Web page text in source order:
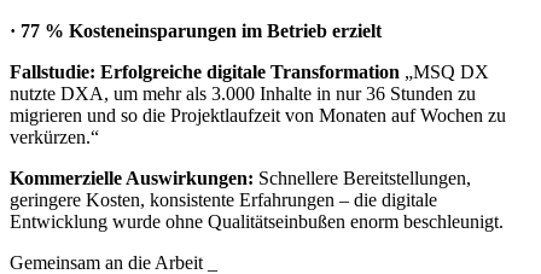
· 77 % Kosteneinsparungen im Betrieb erzielt
Fallstudie: Erfolgreiche digitale Transformation „MSQ DX
nutzte DXA, um mehr als 3.000 Inhalte in nur 36 Stunden zu
migrieren und so die Projektlaufzeit von Monaten auf Wochen zu
verkürzen.“
Kommerzielle Auswirkungen: Schnellere Bereitstellungen,
geringere Kosten, konsistente Erfahrungen – die digitale
Entwicklung wurde ohne Qualitätseinbußen enorm beschleunigt.
Gemeinsam an die Arbeit